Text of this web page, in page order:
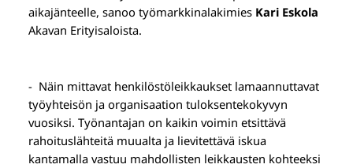
aikajänteelle, sanoo työmarkkinalakimies Kari Eskola
Akavan Erityisaloista.
- Näin mittavat henkilöstöleikkaukset lamaannuttavat
työyhteisön ja organisaation tuloksentekokyvyn
vuosiksi. Työnantajan on kaikin voimin etsittävä
rahoituslähteitä muualta ja lievitettävä iskua
kantamalla vastuu mahdollisten leikkausten kohteeksi